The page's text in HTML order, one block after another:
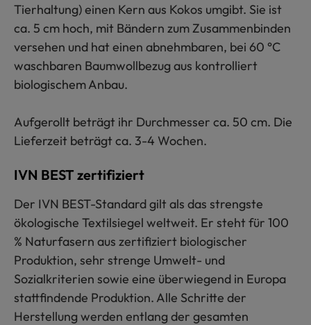
Tierhaltung) einen Kern aus Kokos umgibt. Sie ist
ca. 5 cm hoch, mit Bändern zum Zusammenbinden
versehen und hat einen abnehmbaren, bei 60 °C
waschbaren Baumwollbezug aus kontrolliert
biologischem Anbau.
Aufgerollt beträgt ihr Durchmesser ca. 50 cm. Die
Lieferzeit beträgt ca. 3-4 Wochen.
IVN BEST zertifiziert
Der IVN BEST-Standard gilt als das strengste
ökologische Textilsiegel weltweit. Er steht für 100
% Naturfasern aus zertifiziert biologischer
Produktion, sehr strenge Umwelt- und
Sozialkriterien sowie eine überwiegend in Europa
stattfindende Produktion. Alle Schritte der
Herstellung werden entlang der gesamten